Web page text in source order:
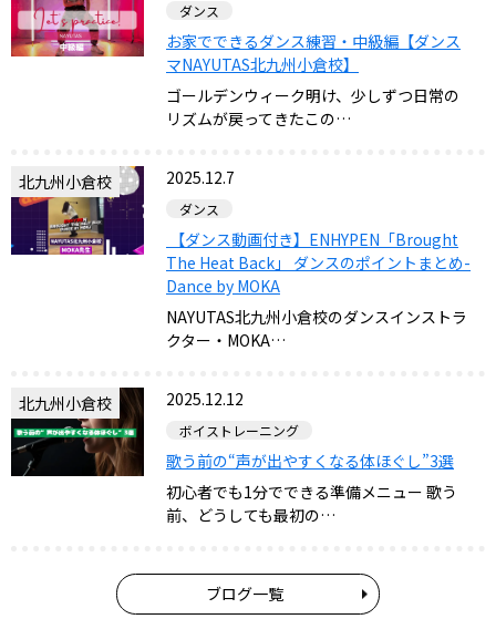
ダンス
お家でできるダンス練習・中級編【ダンス
マNAYUTAS北九州小倉校】
ゴールデンウィーク明け、少しずつ日常の
リズムが戻ってきたこの…
北九州小倉校 2025.12.7
ダンス
【ダンス動画付き】ENHYPEN「Brought
The Heat Back」 ダンスのポイントまとめ-
Dance by MOKA
NAYUTAS北九州小倉校のダンスインストラ
クター・MOKA…
北九州小倉校 2025.12.12
ボイストレーニング
歌う前の“声が出やすくなる体ほぐし”3選
初心者でも1分でできる準備メニュー 歌う
前、どうしても最初の…
ブログ一覧